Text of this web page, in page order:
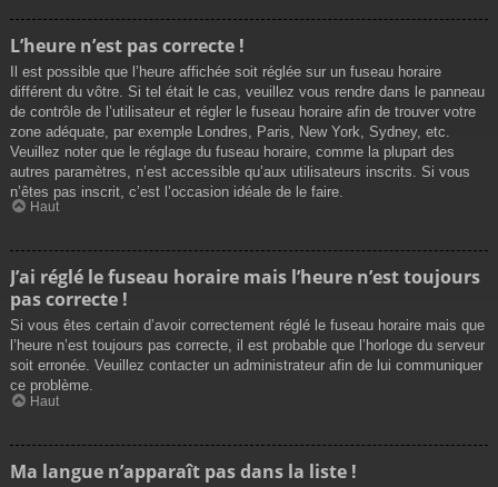
L’heure n’est pas correcte !
Il est possible que l’heure affichée soit réglée sur un fuseau horaire
différent du vôtre. Si tel était le cas, veuillez vous rendre dans le panneau
de contrôle de l’utilisateur et régler le fuseau horaire afin de trouver votre
zone adéquate, par exemple Londres, Paris, New York, Sydney, etc.
Veuillez noter que le réglage du fuseau horaire, comme la plupart des
autres paramètres, n’est accessible qu’aux utilisateurs inscrits. Si vous
n’êtes pas inscrit, c’est l’occasion idéale de le faire.
Haut
J’ai réglé le fuseau horaire mais l’heure n’est toujours
pas correcte !
Si vous êtes certain d’avoir correctement réglé le fuseau horaire mais que
l’heure n’est toujours pas correcte, il est probable que l’horloge du serveur
soit erronée. Veuillez contacter un administrateur afin de lui communiquer
ce problème.
Haut
Ma langue n’apparaît pas dans la liste !